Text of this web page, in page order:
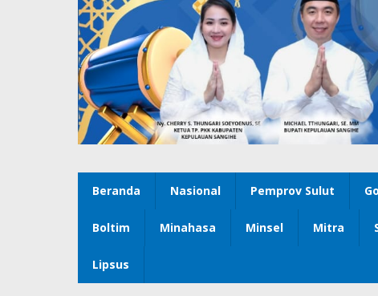
Beranda Nasional Pemprov Sulut
Boltim Minahasa Minsel Mitra
Lipsus